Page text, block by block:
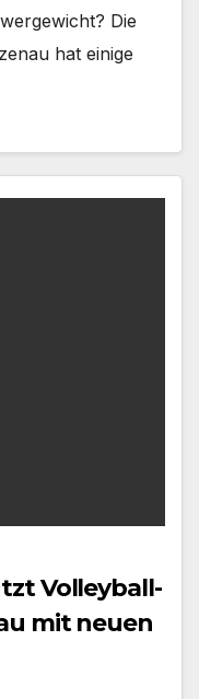
Die
hat einige
Volleyball-
mit neuen